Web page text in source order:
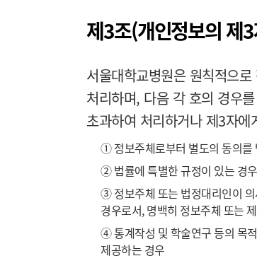
제3조(개인정보의 제
서울대학교병원은 원칙적으
처리하며, 다음 각 호의 경우
초과하여 처리하거나 제3자에
① 정보주체로부터 별도의 동의를
② 법률에 특별한 규정이 있는 경우
③ 정보주체 또는 법정대리인이
경우로서, 명백히 정보주체 또는
④ 통계작성 및 학술연구 등의 목
제공하는 경우